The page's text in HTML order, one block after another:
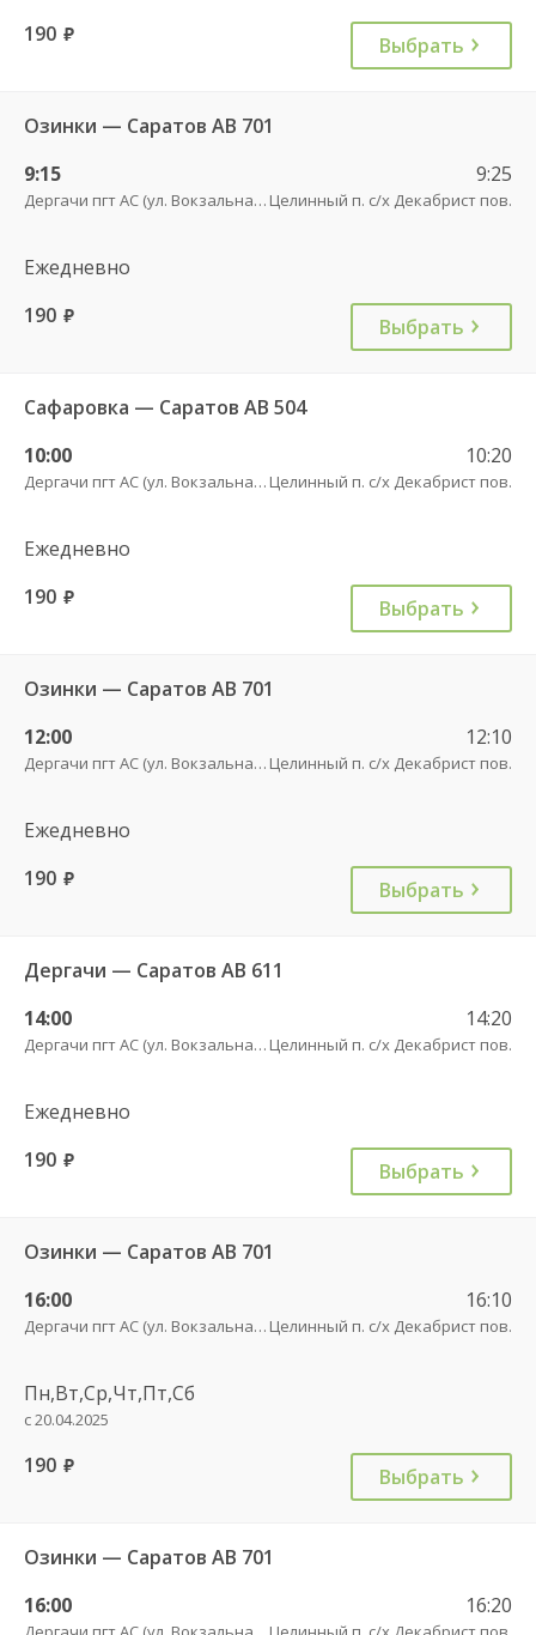
190 руб. Выбрать
Озинки — Саратов АВ 701
9:15
Дергачи пгт АС (ул. Вокзальная, 5А)
9:25
Целинный п. с/х Декабрист пов.
Ежедневно
190 руб. Выбрать
Сафаровка — Саратов АВ 504
10:00
Дергачи пгт АС (ул. Вокзальная, 5А)
10:20
Целинный п. с/х Декабрист пов.
Ежедневно
190 руб. Выбрать
Озинки — Саратов АВ 701
12:00
Дергачи пгт АС (ул. Вокзальная, 5А)
12:10
Целинный п. с/х Декабрист пов.
Ежедневно
190 руб. Выбрать
Дергачи — Саратов АВ 611
14:00
Дергачи пгт АС (ул. Вокзальная, 5А)
14:20
Целинный п. с/х Декабрист пов.
Ежедневно
190 руб. Выбрать
Озинки — Саратов АВ 701
16:00
Дергачи пгт АС (ул. Вокзальная, 5А)
16:10
Целинный п. с/х Декабрист пов.
Пн,Вт,Ср,Чт,Пт,Сб
с 20.04.2025
190 руб. Выбрать
Озинки — Саратов АВ 701
16:00
16:20